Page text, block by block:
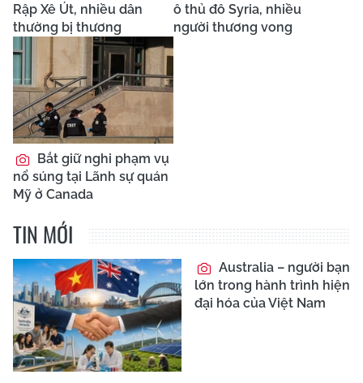
Rập Xê Út, nhiều dân
thường bị thương
ô thủ đô Syria, nhiều
người thương vong
Bắt giữ nghi phạm vụ
nổ súng tại Lãnh sự quán
Mỹ ở Canada
TIN MỚI
Australia – người bạn
lớn trong hành trình hiện
đại hóa của Việt Nam